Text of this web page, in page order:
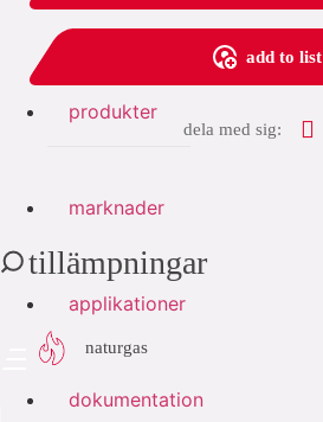
produkter
marknader
applikationer
dokumentation
add to list
dela med sig:
tillämpningar
naturgas